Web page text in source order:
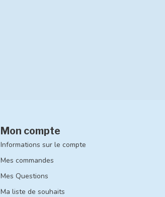
Mon compte
Informations sur le compte
Mes commandes
Mes Questions
Ma liste de souhaits